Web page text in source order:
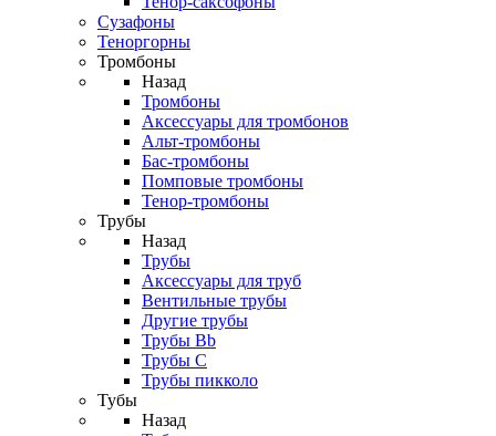
Сузафоны
Теноргорны
Тромбоны
Назад
Тромбоны
Аксессуары для тромбонов
Альт-тромбоны
Бас-тромбоны
Помповые тромбоны
Тенор-тромбоны
Трубы
Назад
Трубы
Аксессуары для труб
Вентильные трубы
Другие трубы
Трубы Bb
Трубы C
Трубы пикколо
Тубы
Назад